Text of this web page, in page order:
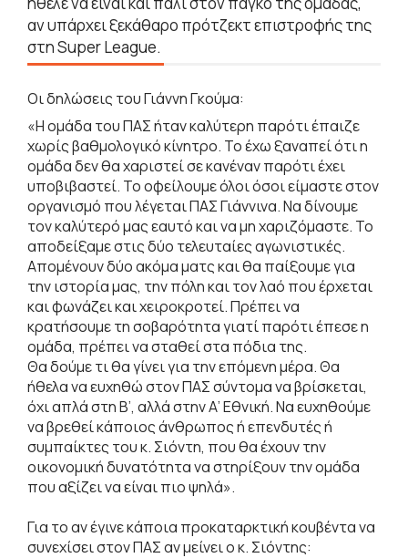
αν υπάρχει ξεκάθαρο πρότζεκτ επιστροφής της
στη Super League.
Οι δηλώσεις του Γιάννη Γκούμα:
«Η ομάδα του ΠΑΣ ήταν καλύτερη παρότι έπαιζε
χωρίς βαθμολογικό κίνητρο. Το έχω ξαναπεί ότι η
ομάδα δεν θα χαριστεί σε κανέναν παρότι έχει
υποβιβαστεί. Το οφείλουμε όλοι όσοι είμαστε στον
οργανισμό που λέγεται ΠΑΣ Γιάννινα. Nα δίνουμε
τον καλύτερό μας εαυτό και να μη χαριζόμαστε. Το
αποδείξαμε στις δύο τελευταίες αγωνιστικές.
Απομένουν δύο ακόμα ματς και θα παίξουμε για
την ιστορία μας, την πόλη και τον λαό που έρχεται
και φωνάζει και χειροκροτεί. Πρέπει να
κρατήσουμε τη σοβαρότητα γιατί παρότι έπεσε η
ομάδα, πρέπει να σταθεί στα πόδια της.
Θα δούμε τι θα γίνει για την επόμενη μέρα. Θα
ήθελα να ευχηθώ στον ΠΑΣ σύντομα να βρίσκεται,
όχι απλά στη Β’, αλλά στην Α’ Εθνική. Να ευχηθούμε
να βρεθεί κάποιος άνθρωπος ή επενδυτές ή
συμπαίκτες του κ. Σιόντη, που θα έχουν την
οικονομική δυνατότητα να στηρίξουν την ομάδα
που αξίζει να είναι πιο ψηλά».
Για το αν έγινε κάποια προκαταρκτική κουβέντα να
συνεχίσει στον ΠΑΣ αν μείνει ο κ. Σιόντης: